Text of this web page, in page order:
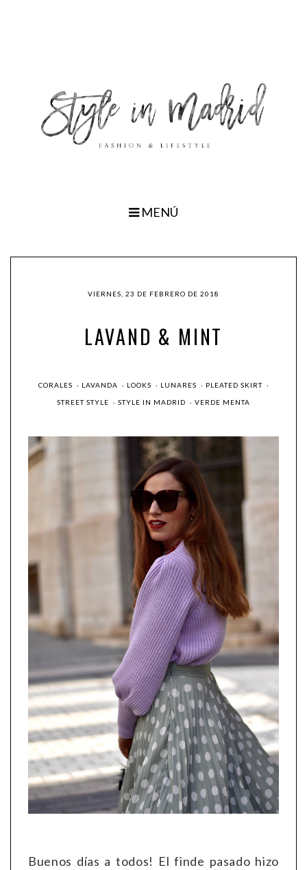
MENÚ
VIERNES, 23 DE FEBRERO DE 2018
LAVAND & MINT
CORALES · LAVANDA · LOOKS · LUNARES · PLEATED SKIRT ·
STREET STYLE · STYLE IN MADRID · VERDE MENTA
Buenos días a todos! El finde pasado hizo